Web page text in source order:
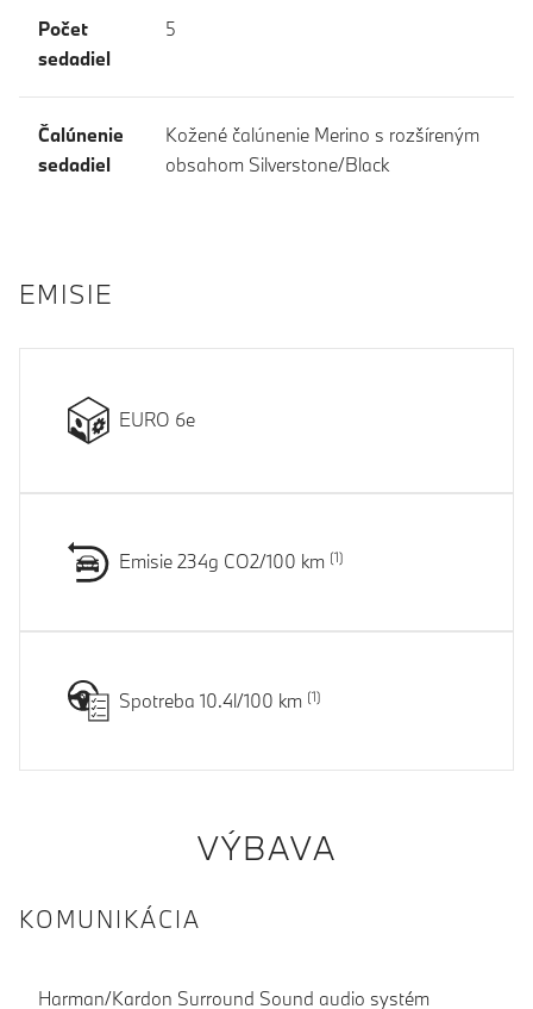
Počet
sedadiel
5
Čalúnenie
sedadiel
Kožené čalúnenie Merino s rozšíreným
obsahom Silverstone/Black
EMISIE
EURO 6e
Emisie 234g CO2/100 km
Spotreba 10.4l/100 km
VÝBAVA
KOMUNIKÁCIA
Harman/Kardon Surround Sound audio systém